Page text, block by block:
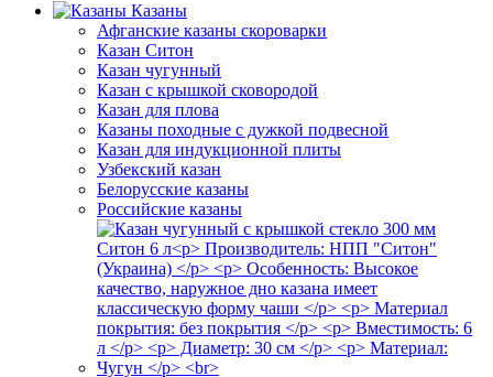
Казаны
Афганские казаны скороварки
Казан Ситон
Казан чугунный
Казан с крышкой сковородой
Казан для плова
Казаны походные с дужкой подвесной
Казан для индукционной плиты
Узбекский казан
Белорусские казаны
Российские казаны